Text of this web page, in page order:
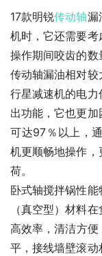
17款明锐传动轴漏
机时，它还需要考
操作期间咬齿的
传动轴漏油相对较
行星减速机的电
出功能，它也更
可达97％以上，
机更顺畅地操作
荷。
卧式轴搅拌锅性能
（真空型）材料
高效率，清洁方便
平，接线墙壁滚